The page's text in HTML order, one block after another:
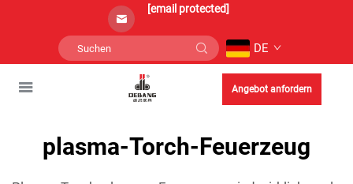
[email protected]
DE
Angebot anfordern
plasma-Torch-Feuerzeug